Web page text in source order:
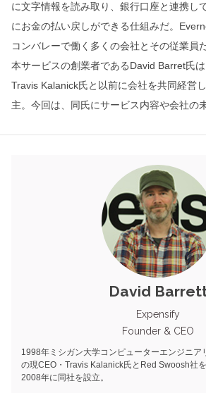
に文字情報を読み取り、銀行口座と連携し
にお金の払い戻しができる仕組みだ。
コンバレーで働く多くの会社とその従業員
本サービスの創業者であるDavid Barret氏
Travis Kalanick氏と以前に会社を共同経営
主。今回は、同氏にサービス内容や会社の
David
Expensify
Founder & CEO
1998年ミシガン大学コンピューターエンジニア
の現CEO・Travis Kalanick氏とRed Swoosh社を
2008年に同社を設立。